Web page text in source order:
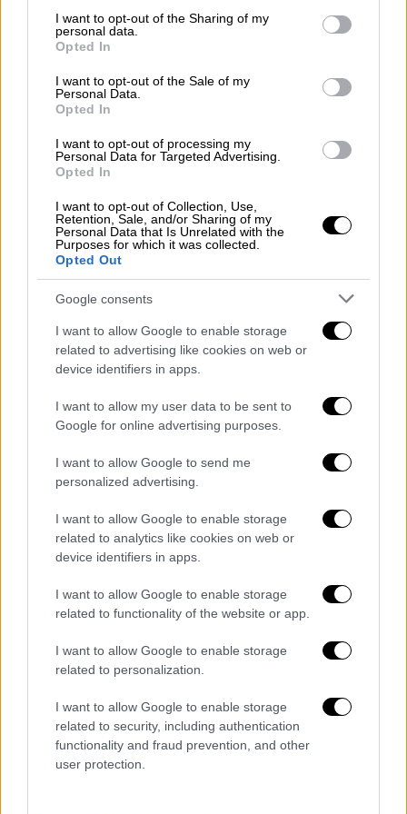
not limited to your visit or usage behaviour. You may click to
grant or deny consent to Google and its third-party tags to
use your data for below specified purposes in below Google
consent section.
I want to opt-out of the Sharing of my
personal data.
Opted In
I want to opt-out of the Sale of my
Personal Data.
Opted In
I want to opt-out of processing my
Personal Data for Targeted Advertising.
Opted In
I want to opt-out of Collection, Use,
Retention, Sale, and/or Sharing of my
Personal Data that Is Unrelated with the
Purposes for which it was collected.
Opted Out
Google consents
I want to allow Google to enable storage
related to advertising like cookies on web or
device identifiers in apps.
I want to allow my user data to be sent to
Google for online advertising purposes.
I want to allow Google to send me
personalized advertising.
I want to allow Google to enable storage
related to analytics like cookies on web or
device identifiers in apps.
I want to allow Google to enable storage
related to functionality of the website or app.
I want to allow Google to enable storage
related to personalization.
I want to allow Google to enable storage
related to security, including authentication
functionality and fraud prevention, and other
user protection.
Γερμανοί και 29 μέλη της ΕΣΠΟ, ενώ
τραυματίστηκαν τρεις γερμανοί στρατιώτες
και 12 διερχόμενοι. Ανάμεσα στους
τραυματίες ήταν και ο νέος αρχηγός της
κατέληξε από τα τραύματά του λίγες ημέρες
μετά.
Αντώνης Μυτιληναίος, μέλος της ΠΕΑΝ,
που συμμετείχε στη δολιοφθορά, είχε πει
χρόνια μετά την ανατίναξη των Γραφείων της
ΕΣΠΟ: «Τη βόμβα την φτιάξαμε στο σπίτι της
Ιουλίας Μπίμπα. Την έφερε η Ιουλία μέσα σε
ταγάρι σκεπασμένη με χόρτα ραδίκια από την
Κάνιγγος και την παρέδωσε σε μένα και τον
Γαλάτη. Την τοποθετήσαμε κάτω από το
κλιμακοστάσιο, ανάψαμε τα δύο φυτίλια και
βγήκαμε στην Πατησίων. Άναψα ένα τσιγάρο
έφυγα στο Αστόρια. Η ώρα ήταν 12 και 5΄
όταν ακούστηκε μια δυνατή έκρηξη που
συγκλόνισε όλη την περιοχή. Εκείνη τη
στιγμή πετάχτηκε από τη χαρά της η Ιουλία,
μ’ αγκάλισε και με φίλησε»…
Μετά το χτύπημα στα Γραφεία της
ναζιστικής οργάνωσης, η
Γκεστάπο
στα ίχνη της ΠΕΑΝ με τη βοήθεια του
καταδότη - χωροφύλακα
Νταλιάνη
. Ο Περρίκος, η Μπίμπα και ακόμα
πολλά στελέχη της οργάνωσης
συνελήφθησαν.
Ο Κωνσταντίνος Περρίκος ανέλαβε όλη την